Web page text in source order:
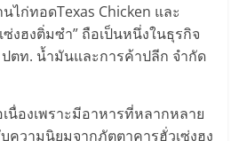
ไก่ทอดTexas Chicken และ
เซ่งฮงติ่มซำ” ถือเป็นหนึ่งในธุรกิจ
ตท. น้ำมันและการค้าปลีก จำกัด
นื่องเพราะมีอาหารที่หลากหลาย
ความนิยมจากภัตตาคารฮั่วเซ่งฮง